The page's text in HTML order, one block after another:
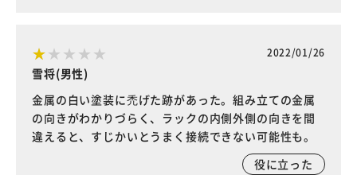
2022/01/26
雪将(男性)
金属の白い塗装に禿げた跡があった。組み立ての金属
の向きがわかりづらく、ラックの内側外側の向きを間
違えると、すじかいとうまく接続できない可能性も。
役に立った